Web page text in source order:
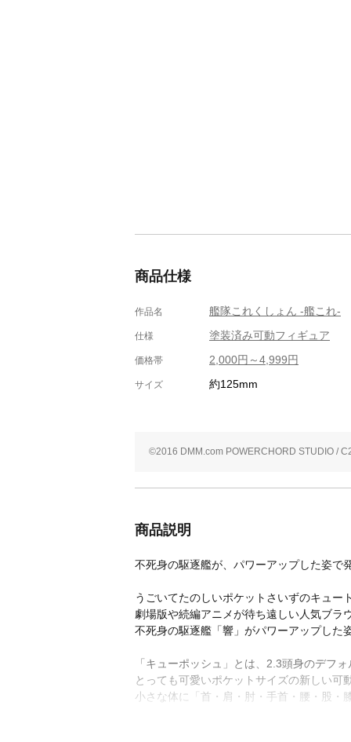
商品仕様
作品名 艦隊これくしょん -艦これ-
仕様 塗装済み可動フィギュア
価格帯 2,000円～4,999円
サイズ 約125mm
©2016 DMM.com POWERCHORD STUDIO /
商品説明
不死身の駆逐艦が、パワーアップした姿で
うごいてたのしいポケットさいずのキュー
劇場版や続編アニメが待ち遠しい人気ブラ
不死身の駆逐艦「響」がパワーアップし
「キューポッシュ」とは、2.3頭身のデフ
とっても可愛いポケットサイズの新しい可
小さな体に「首・肩・肘・手首・腰・股・